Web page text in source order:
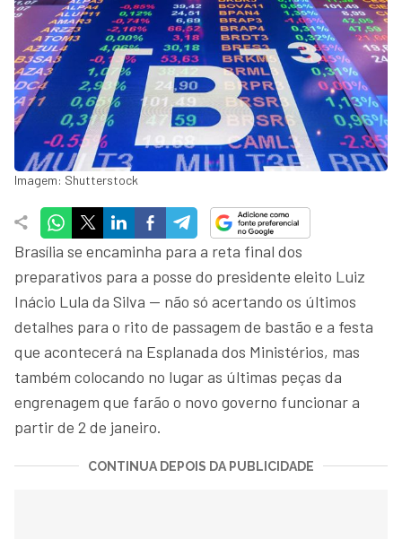
Imagem: Shutterstock
Brasília se encaminha para a reta final dos
preparativos para a posse do presidente eleito Luiz
Inácio Lula da Silva — não só acertando os últimos
detalhes para o rito de passagem de bastão e a festa
que acontecerá na Esplanada dos Ministérios, mas
também colocando no lugar as últimas peças da
engrenagem que farão o novo governo funcionar a
partir de 2 de janeiro.
CONTINUA DEPOIS DA PUBLICIDADE